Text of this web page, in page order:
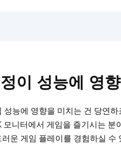
이 성능에 영
성능에 영향을 미치는 건 당연
모니터에서 게임을 즐기시는
운 게임 플레이를 경험하실 수